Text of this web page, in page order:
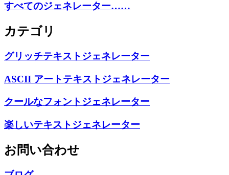
すべてのジェネレーター……
カテゴリ
グリッチテキストジェネレーター
ASCII アートテキストジェネレーター
クールなフォントジェネレーター
楽しいテキストジェネレーター
お問い合わせ